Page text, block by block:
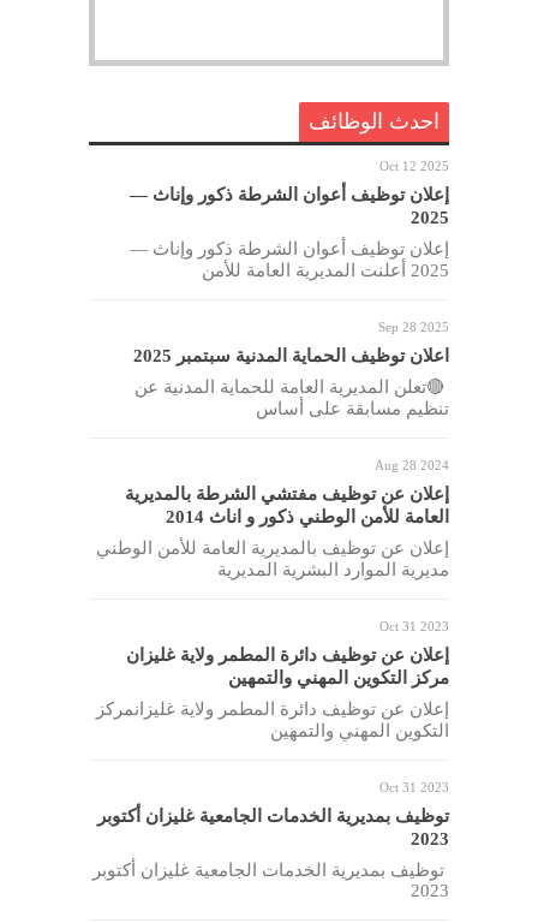
احدث الوظائف
Oct 12 2025
إعلان توظيف أعوان الشرطة ذكور وإناث —
2025
إعلان توظيف أعوان الشرطة ذكور وإناث —
2025 أعلنت المديرية العامة للأمن
Sep 28 2025
اعلان توظيف الحماية المدنية سبتمبر 2025
🔴تعلن المديرية العامة للحماية المدنية عن
تنظيم مسابقة على أساس
Aug 28 2024
إعلان عن توظيف مفتشي الشرطة بالمديرية
العامة للأمن الوطني ذكور و اناث 2014
إعلان عن توظيف بالمديرية العامة للأمن الوطني
مديرية الموارد البشرية المديرية
Oct 31 2023
إعلان عن توظيف دائرة المطمر ولاية غليزان
مركز التكوين المهني والتمهين
إعلان عن توظيف دائرة المطمر ولاية غليزانمركز
التكوين المهني والتمهين
Oct 31 2023
توظيف بمديرية الخدمات الجامعية غليزان أكتوبر
2023
توظيف بمديرية الخدمات الجامعية غليزان أكتوبر
2023